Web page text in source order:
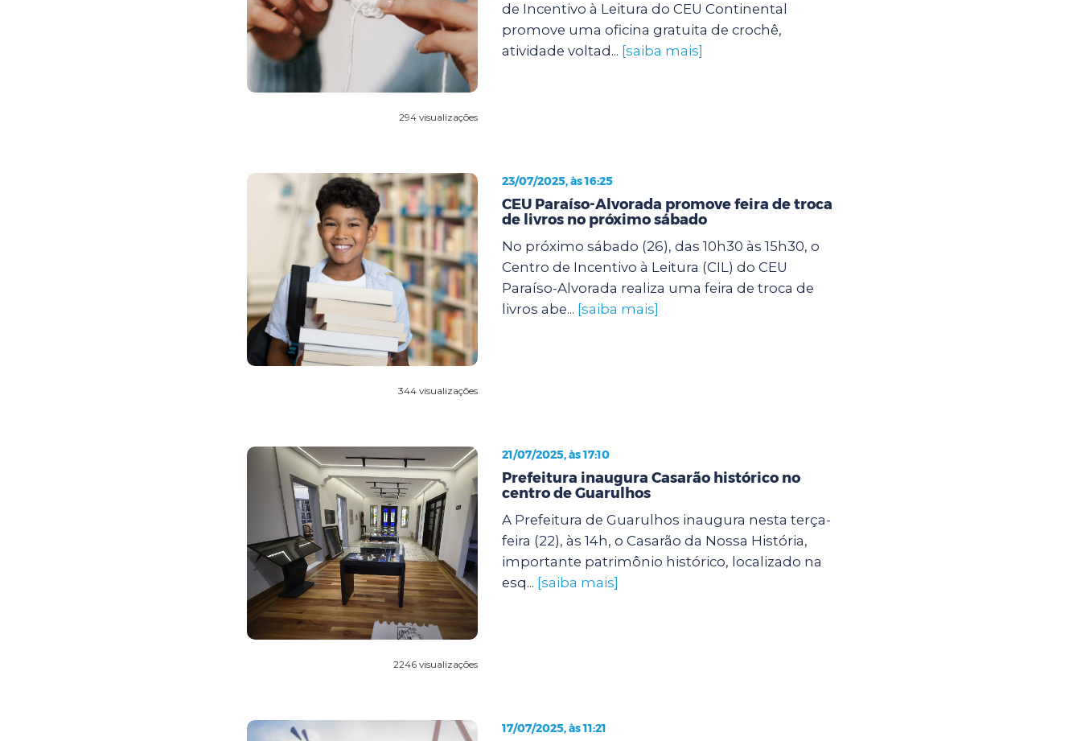
294 visualizações
de Incentivo à Leitura do CEU Continental
promove uma oficina gratuita de crochê,
atividade voltad... [saiba mais]
344 visualizações
23/07/2025, às 16:25
CEU Paraíso-Alvorada promove feira de troca
de livros no próximo sábado
No próximo sábado (26), das 10h30 às 15h30, o
Centro de Incentivo à Leitura (CIL) do CEU
Paraíso-Alvorada realiza uma feira de troca de
livros abe... [saiba mais]
2246 visualizações
21/07/2025, às 17:10
Prefeitura inaugura Casarão histórico no
centro de Guarulhos
A Prefeitura de Guarulhos inaugura nesta terça-
feira (22), às 14h, o Casarão da Nossa História,
importante patrimônio histórico, localizado na
esq... [saiba mais]
17/07/2025, às 11:21